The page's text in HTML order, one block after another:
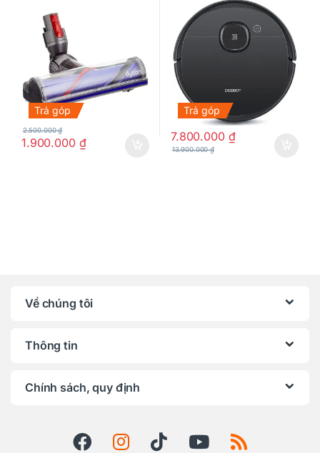
Trả góp
1.900.000 ₫
2.500.000₫
Trả góp
7.800.000 ₫
13.900.000₫
Về chúng tôi
Thông tin
Chính sách, quy định